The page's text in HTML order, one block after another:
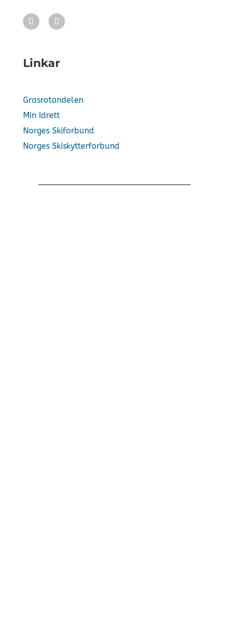
Linkar
Grasrotandelen
Min Idrett
Norges Skiforbund
Norges Skiskytterforbund